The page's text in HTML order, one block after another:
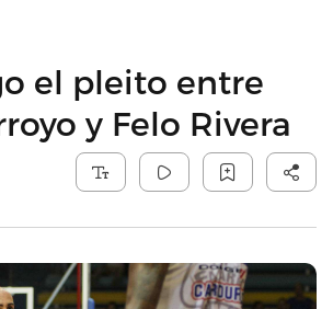
el pleito entre
y Felo Rivera